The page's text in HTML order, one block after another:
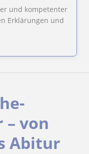
und kompetenter
Erklärungen und
von
Abitur